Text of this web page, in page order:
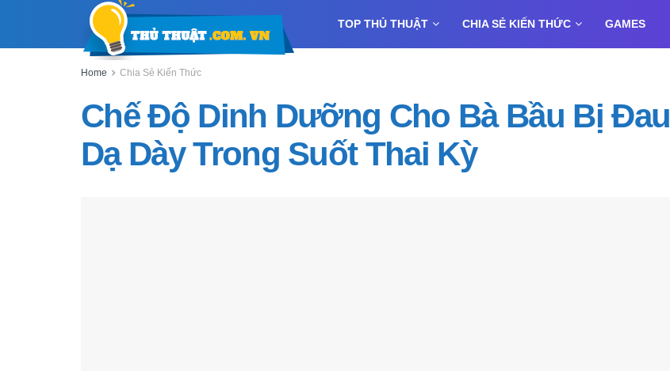
TOP THỦ THUẬT CHIA SẺ KIẾN THỨC GAMES
Home Chia Sẻ Kiến Thức
Chế Độ Dinh Dưỡng Cho Bà Bầu Bị Đau
Dạ Dày Trong Suốt Thai Kỳ